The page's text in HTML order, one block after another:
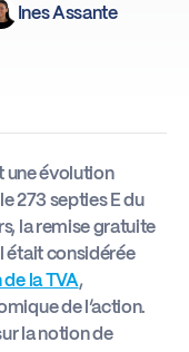
Ines Assante
une évolution
273 septies E du
la remise gratuite
était considérée
la TVA,
de l’action.
la notion de